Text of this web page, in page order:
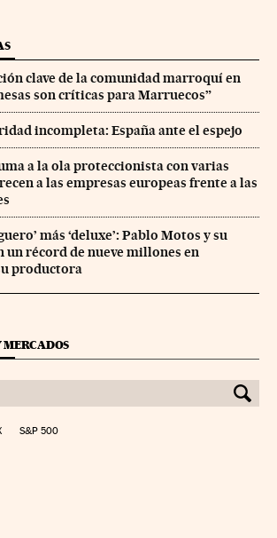
clave de la comunidad marroquí en
son críticas para Marruecos”
incompleta: España ante el espejo
a la ola proteccionista con varias
a las empresas europeas frente a las
más ‘deluxe’: Pablo Motos y su
un récord de nueve millones en
productora
MERCADOS
S&P 500